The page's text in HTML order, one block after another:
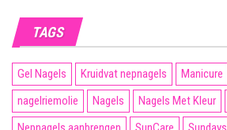
TAGS
Gel Nagels Kruidvat nepnagels Manicure
nagelriemolie
Nagels Nagels Met Kleur